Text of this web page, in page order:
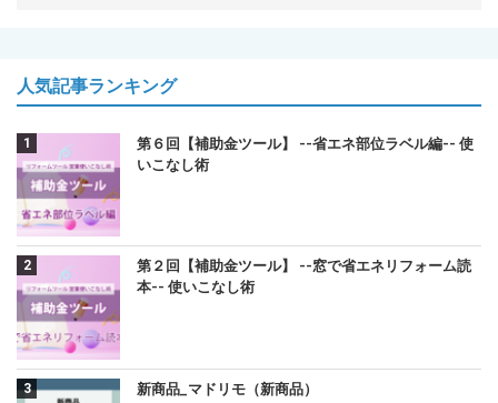
人気記事ランキング
第６回【補助金ツール】 --省エネ部位ラベル編-- 使
いこなし術
第２回【補助金ツール】 --窓で省エネリフォーム読
本-- 使いこなし術
新商品_マドリモ（新商品）